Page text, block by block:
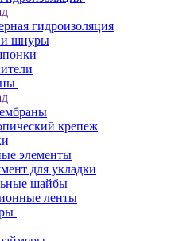
гидроизоляция
шнуры
крепеж
элементы
для укладки
шайбы
ленты